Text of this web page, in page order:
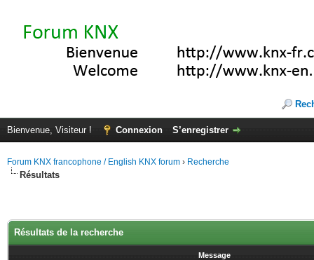
Bienvenue, Visiteur ! Connexion S’enregistrer
Forum KNX francophone / English KNX forum › Recherche
Résultats
Résultats de la recherche
Message